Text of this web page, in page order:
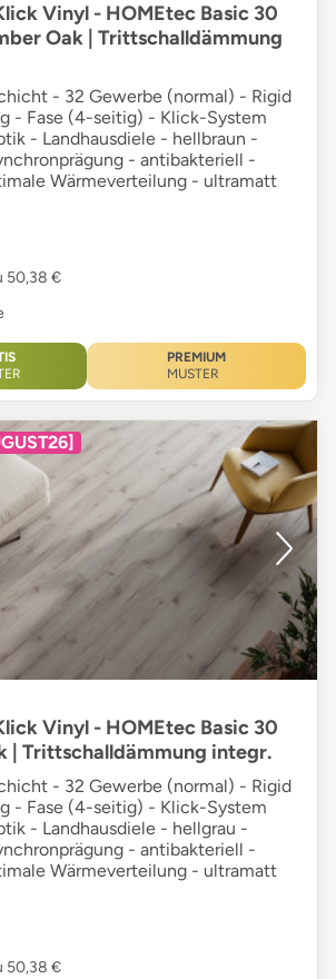
Vinyl - HOMEtec Basic 30
Oak | Trittschalldämmung
- 32 Gewerbe (normal) - Rigid
- Fase (4-seitig) - Klick-System
- Landhausdiele - hellbraun -
- antibakteriell -
Wärmeverteilung - ultramatt
50,38 €
PREMIUM
MUSTER
Vinyl - HOMEtec Basic 30
| Trittschalldämmung integr.
- 32 Gewerbe (normal) - Rigid
- Fase (4-seitig) - Klick-System
- Landhausdiele - hellgrau -
- antibakteriell -
Wärmeverteilung - ultramatt
50,38 €